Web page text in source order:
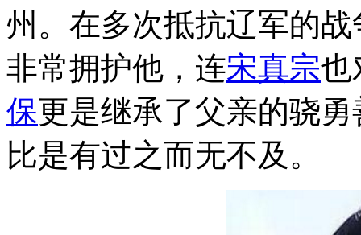
州。在多次抵抗辽军的
非常拥护他，连宋真宗也
保更是继承了父亲的骁
比是有过之而无不及。